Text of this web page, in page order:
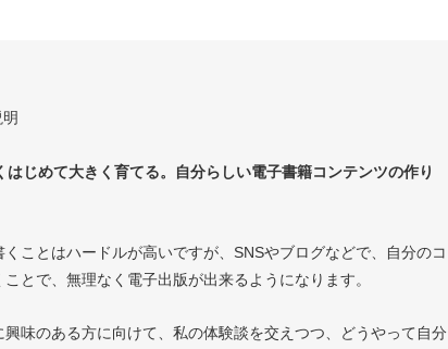
はじめて大きく育てる。自分らしい電子書籍コンテンツの作り
ことはハードルが高いですが、SNSやブログなどで、自分のコ
とで、無理なく電子出版が出来るようになります。
味のある方に向けて、私の体験談を交えつつ、どうやって自分